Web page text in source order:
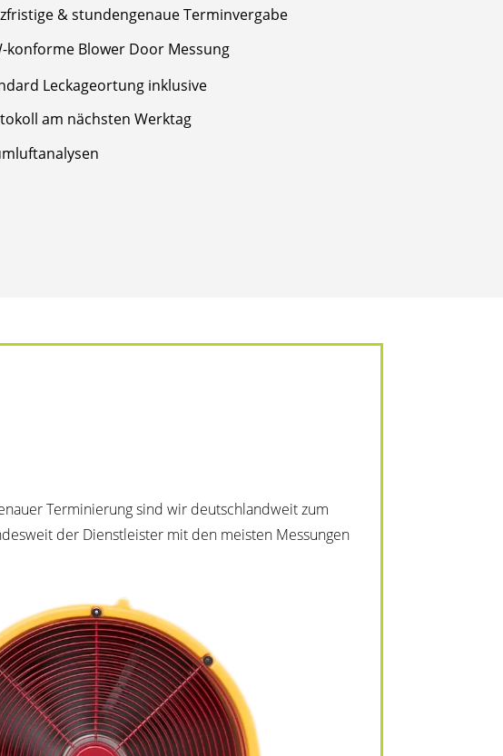
& stundengenaue Terminvergabe
konforme Blower Door Messung
Leckageortung inklusive
am nächsten Werktag
Terminierung sind wir deutschlandweit zum
der Dienstleister mit den meisten Messungen